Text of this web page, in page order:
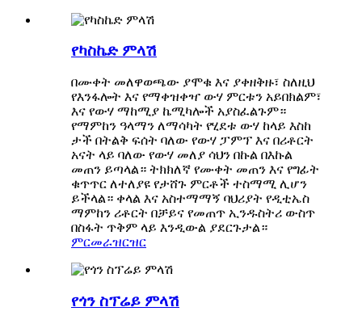
የካስኬድ ምላሽ
በሙቀት መለዋወጫው ያሞቁ እና ያቀዘቅዙ፣ ስለዚህ
የእንፋሎት እና የማቀዝቀዣ ውሃ ምርቱን አይበክልም፣
እና የውሃ ማከሚያ ኬሚካሎች አያስፈልጉም።
የማምከን ዓላማን ለማሳካት የሂደቱ ውሃ ከላይ እስከ
ታች በትልቅ ፍሰት ባለው የውሃ ፓምፕ እና በሪቶርት
አናት ላይ ባለው የውሃ መለያ ሳህን በኩል በእኩል
መጠን ይጣላል። ትክክለኛ የሙቀት መጠን እና የግፊት
ቁጥጥር ለተለያዩ የታሸጉ ምርቶች ተስማሚ ሊሆን
ይችላል። ቀላል እና አስተማማኝ ባህሪያት የዲቲኤስ
ማምከን ሪቶርት በቻይና የመጠጥ ኢንዱስትሪ ውስጥ
በስፋት ጥቅም ላይ እንዲውል ያደርጉታል።
ምርመራዝርዝር
የጎን ስፕሬይ ምላሽ